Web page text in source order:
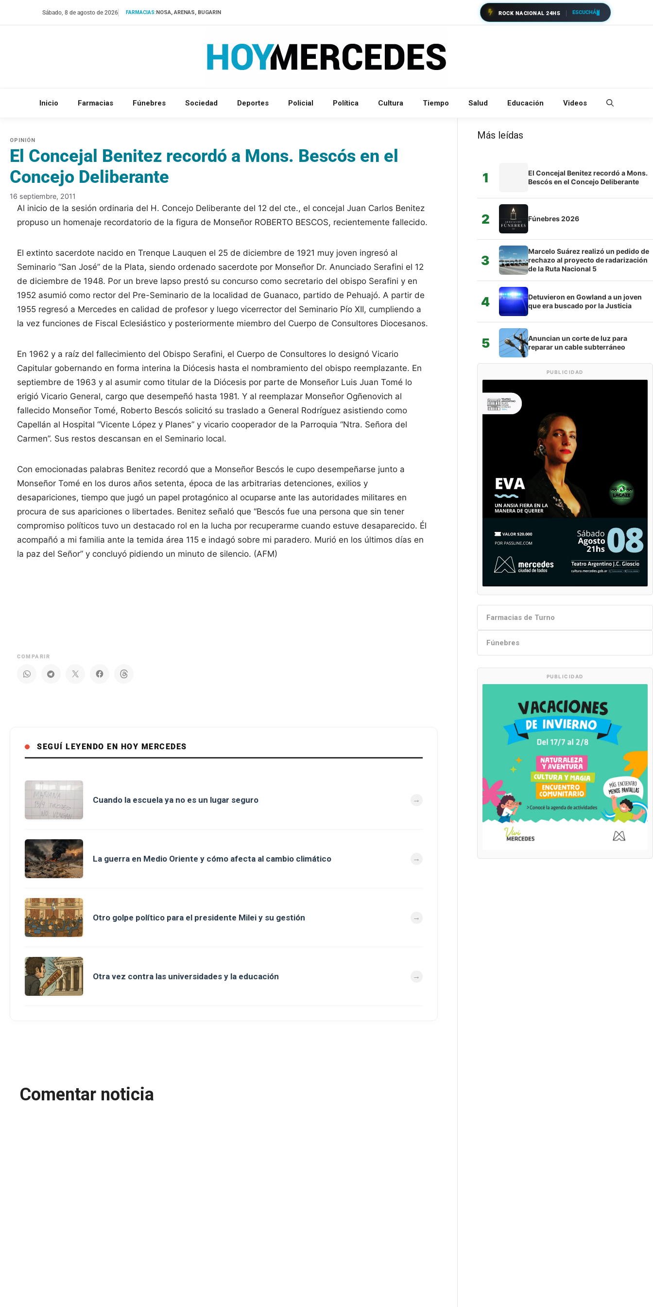
Sábado, 8 de agosto de 2026 FARMACIAS:NOSA, ARENAS, BUGARIN ROCK NACIONAL 24HS ESCUCHÁ
Inicio Farmacias Fúnebres Sociedad Deportes Policial Política Cultura Tiempo Salud Educación Videos
El Concejal Benitez recordó a Mons. Bescós en el
Concejo Deliberante
16 septiembre, 2011
Al inicio de la sesión ordinaria del H. Concejo Deliberante del 12 del cte., el concejal Juan Carlos Benitez
propuso un homenaje recordatorio de la figura de Monseñor ROBERTO BESCOS, recientemente fallecido.
El extinto sacerdote nacido en Trenque Lauquen el 25 de diciembre de 1921 muy joven ingresó al
Seminario “San José” de la Plata, siendo ordenado sacerdote por Monseñor Dr. Anunciado Serafini el 12
de diciembre de 1948. Por un breve lapso prestó su concurso como secretario del obispo Serafini y en
1952 asumió como rector del Pre-Seminario de la localidad de Guanaco, partido de Pehuajó. A partir de
1955 regresó a Mercedes en calidad de profesor y luego vicerrector del Seminario Pío XII, cumpliendo a
la vez funciones de Fiscal Eclesiástico y posteriormente miembro del Cuerpo de Consultores Diocesanos.
En 1962 y a raíz del fallecimiento del Obispo Serafini, el Cuerpo de Consultores lo designó Vicario
Capitular gobernando en forma interina la Diócesis hasta el nombramiento del obispo reemplazante. En
septiembre de 1963 y al asumir como titular de la Diócesis por parte de Monseñor Luis Juan Tomé lo
erigió Vicario General, cargo que desempeñó hasta 1981. Y al reemplazar Monseñor Ogñenovich al
fallecido Monseñor Tomé, Roberto Bescós solicitó su traslado a General Rodríguez asistiendo como
Capellán al Hospital “Vicente López y Planes” y vicario cooperador de la Parroquia “Ntra. Señora del
Carmen”. Sus restos descansan en el Seminario local.
Con emocionadas palabras Benitez recordó que a Monseñor Bescós le cupo desempeñarse junto a
Monseñor Tomé en los duros años setenta, época de las arbitrarias detenciones, exilios y
desapariciones, tiempo que jugó un papel protagónico al ocuparse ante las autoridades militares en
procura de sus apariciones o libertades. Benitez señaló que “Bescós fue una persona que sin tener
compromiso políticos tuvo un destacado rol en la lucha por recuperarme cuando estuve desaparecido. Él
acompañó a mi familia ante la temida área 115 e indagó sobre mi paradero. Murió en los últimos días en
la paz del Señor” y concluyó pidiendo un minuto de silencio. (AFM)
COMPARIR
SEGUÍ LEYENDO EN HOY MERCEDES
Cuando la escuela ya no es un lugar seguro
La guerra en Medio Oriente y cómo afecta al cambio climático
Otro golpe político para el presidente Milei y su gestión
Otra vez contra las universidades y la educación
Comentar noticia
Más leídas
1
El Concejal Benitez recordó a Mons.
Bescós en el Concejo Deliberante
2 Fúnebres 2026
3
Marcelo Suárez realizó un pedido de
rechazo al proyecto de radarización
de la Ruta Nacional 5
4
Detuvieron en Gowland a un joven
que era buscado por la Justicia
5
Anuncian un corte de luz para
reparar un cable subterráneo
PUBLICIDAD
Farmacias de Turno
Fúnebres
PUBLICIDAD